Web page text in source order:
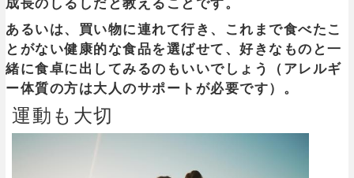
成長のしるしだと教えることです。
あるいは、買い物に連れて行き、これまで食べたこ
とがない健康的な食品を選ばせて、好きなものと一
緒に食卓に出してみるのもいいでしょう（アレルギ
ー体質の方は大人のサポートが必要です）。
運動も大切